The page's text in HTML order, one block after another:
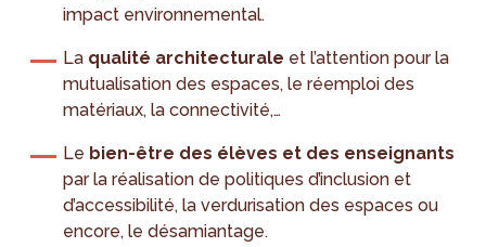
impact environnemental.
La qualité architecturale et l’attention pour la
mutualisation des espaces, le réemploi des
matériaux, la connectivité,…
Le bien-être des élèves et des enseignants
par la réalisation de politiques d’inclusion et
d’accessibilité, la verdurisation des espaces ou
encore, le désamiantage.